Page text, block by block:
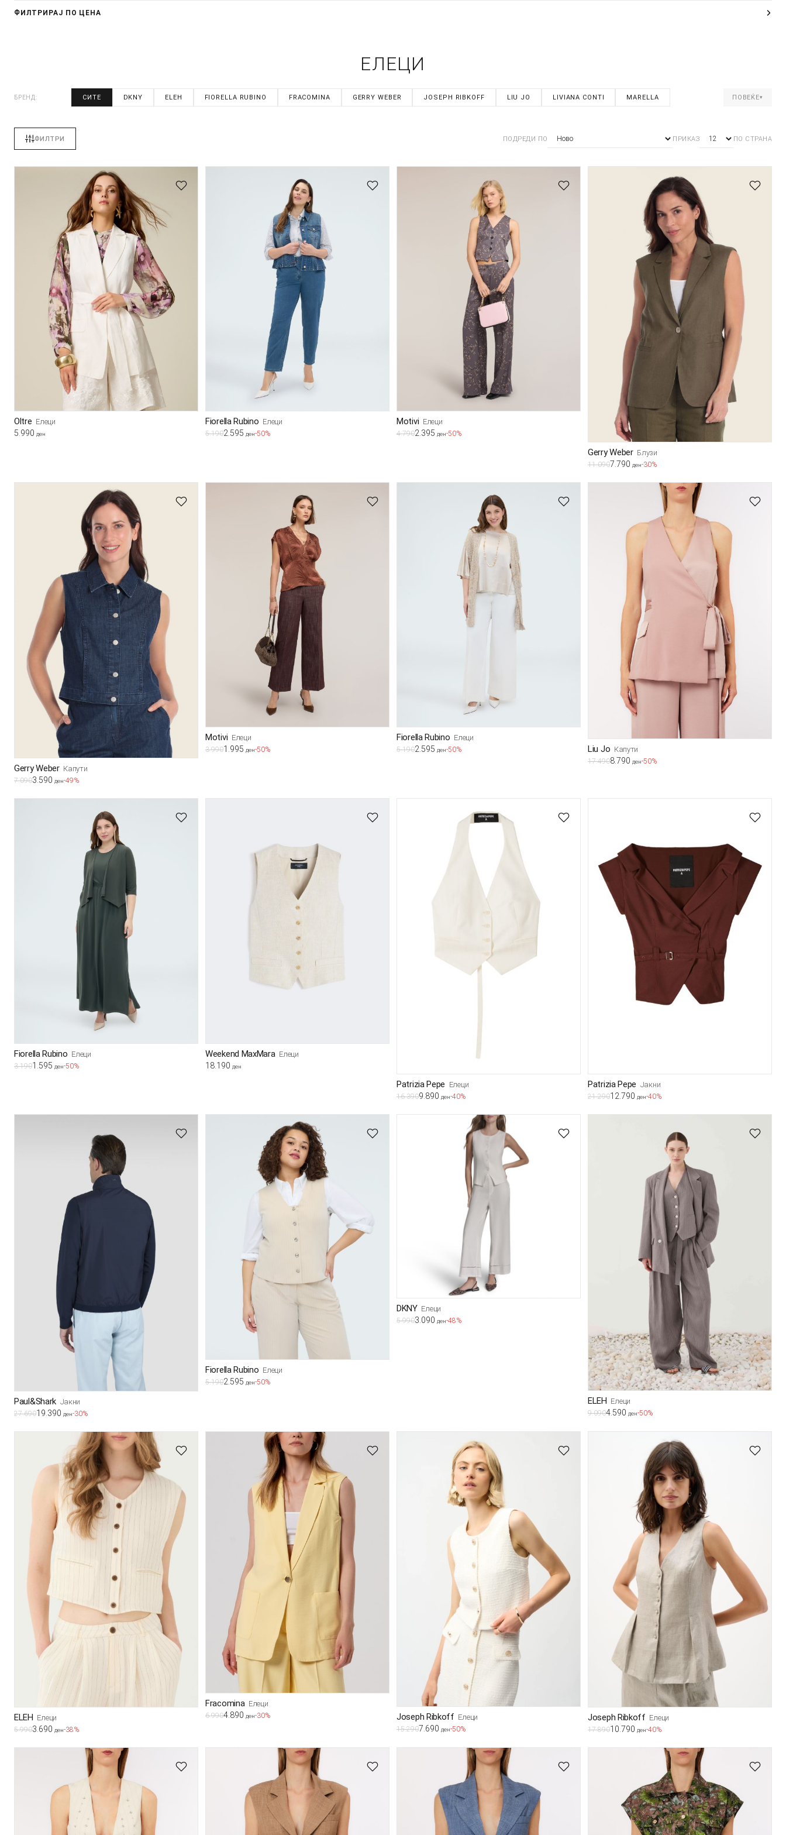
ФИЛТРИРАЈ ПО ЦЕНА
ЕЛЕЦИ
БРЕНД: СИТЕ DKNY ELEH FIORELLA RUBINO FRACOMINA GERRY WEBER JOSEPH RIBKOFF LIU JO LIVIANA CONTI MARELLA ПОВЕЌЕ▾
ФИЛТРИ ПОДРЕДИ ПО ПРИКАЗ ПО СТРАНА
Oltre Елеци
5.990 ден
Fiorella Rubino Елеци
5.1902.595 ден-50%
Motivi Елеци
4.7902.395 ден-50%
Gerry Weber Блузи
11.0907.790 ден-30%
Gerry Weber Капути
7.0903.590 ден-49%
Motivi Елеци
3.9901.995 ден-50%
Fiorella Rubino Елеци
5.1902.595 ден-50% Liu Jo Капути
17.4908.790 ден-50%
Fiorella Rubino Елеци
3.1901.595 ден-50%
Weekend MaxMara Елеци
18.190 ден
Patrizia Pepe Елеци
16.3909.890 ден-40%
Patrizia Pepe Јакни
21.29012.790 ден-40%
Paul&Shark Јакни
27.69019.390 ден-30%
Fiorella Rubino Елеци
5.1902.595 ден-50%
DKNY Елеци
5.9903.090 ден-48%
ELEH Елеци
9.0904.590 ден-50%
ELEH Елеци
5.9903.690 ден-38%
Fracomina Елеци
6.9904.890 ден-30% Joseph Ribkoff Елеци
15.2907.690 ден-50%
Joseph Ribkoff Елеци
17.89010.790 ден-40%